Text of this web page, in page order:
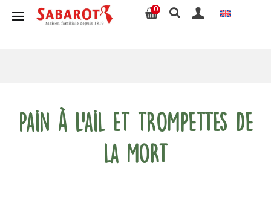
0
Pain à l’ail et trompettes de
la mort